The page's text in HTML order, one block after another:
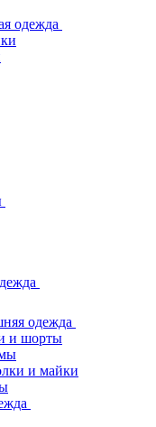
одежда
одежда
и шорты
и майки